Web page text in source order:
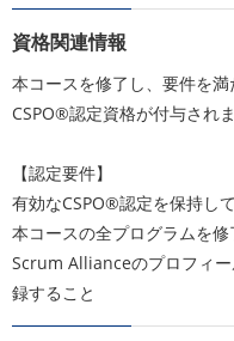
資格関連情報
本コースを修了し、要件を
CSPO®認定資格が付与されま
【認定要件】
有効なCSPO®認定を保持し
本コースの全プログラムを修
Scrum Allianceのプロフィ
録すること